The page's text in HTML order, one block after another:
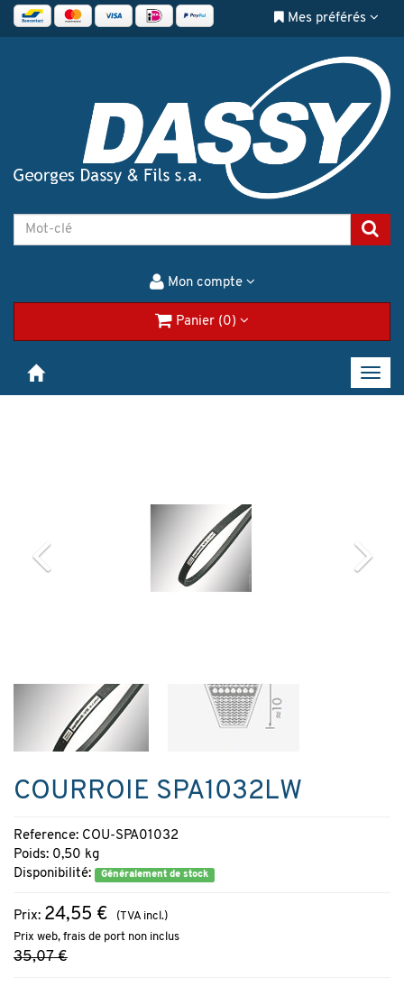
Mes préférés
Mon compte
Panier (0)
COURROIE SPA1032LW
Reference: COU-SPA01032
Poids: 0,50 kg
Disponibilité:
Généralement de stock
Prix: 24,55 €
(TVA incl.)
Prix web, frais de port non inclus
35,07 €